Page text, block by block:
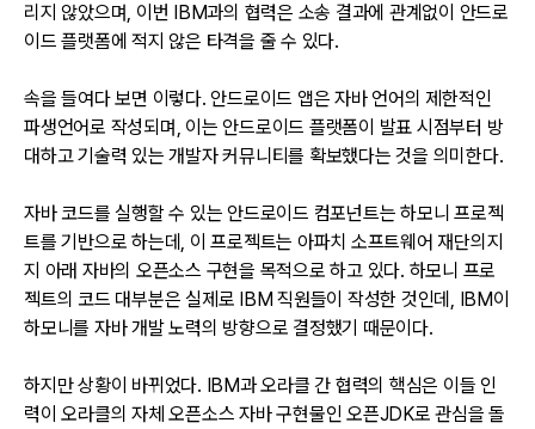
리지 않았으며, 이번 IBM과의 협력은 소송 결과에 관계없이 안드로
이드 플랫폼에 적지 않은 타격을 줄 수 있다.
속을 들여다 보면 이렇다. 안드로이드 앱은 자바 언어의 제한적인
파생언어로 작성되며, 이는 안드로이드 플랫폼이 발표 시점부터 방
대하고 기술력 있는 개발자 커뮤니티를 확보했다는 것을 의미한다.
자바 코드를 실행할 수 있는 안드로이드 컴포넌트는 하모니 프로젝
트를 기반으로 하는데, 이 프로젝트는 아파치 소프트웨어 재단의지
지 아래 자바의 오픈소스 구현을 목적으로 하고 있다. 하모니 프로
젝트의 코드 대부분은 실제로 IBM 직원들이 작성한 것인데, IBM이
하모니를 자바 개발 노력의 방향으로 결정했기 때문이다.
하지만 상황이 바뀌었다. IBM과 오라클 간 협력의 핵심은 이들 인
력이 오라클의 자체 오픈소스 자바 구현물인 오픈JDK로 관심을 돌